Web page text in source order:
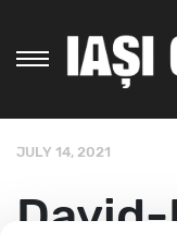
JULY 14, 2021